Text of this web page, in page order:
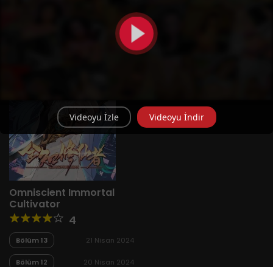
Omniscient Immortal
Cultivator
4
Bölüm 13 21 Nisan 2024
Bölüm 12 20 Nisan 2024
Videoyu İzle Videoyu İndir